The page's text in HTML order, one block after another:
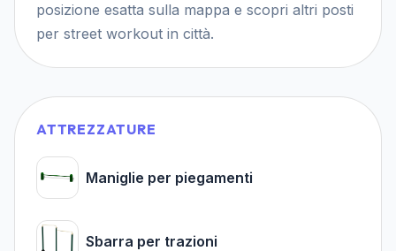
posizione esatta sulla mappa e scopri altri posti
per street workout in città.
ATTREZZATURE
Maniglie per piegamenti
Sbarra per trazioni